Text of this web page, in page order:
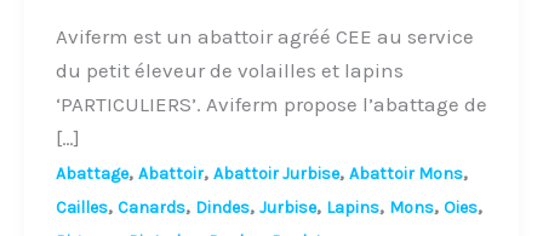
Aviferm est un abattoir agréé CEE au service
du petit éleveur de volailles et lapins
‘PARTICULIERS’. Aviferm propose l’abattage de
[…]
Abattage, Abattoir, Abattoir Jurbise, Abattoir Mons,
Cailles, Canards, Dindes, Jurbise, Lapins, Mons, Oies,